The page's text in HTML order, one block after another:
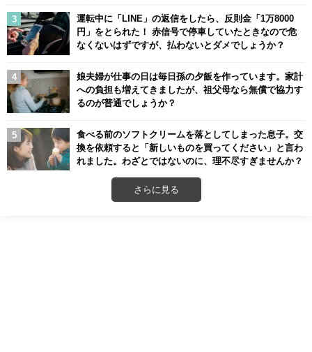
運転中に「LINE」の返信をしたら、反則金「1万8000
円」をとられた！ 赤信号で停車していたときなので危
なくないはずですが、払わないとダメでしょうか？
娘夫婦が仕事の日は毎日孫の夕飯を作っています。家計
への負担も増えてきましたが、祖父母なら無償で協力す
るのが普通でしょうか？
食べる前のソフトクリームを落としてしまった息子。交
換を依頼すると「新しいものを買ってください」と言わ
れました。わざとではないのに、理不尽すぎませんか？
さらに見る